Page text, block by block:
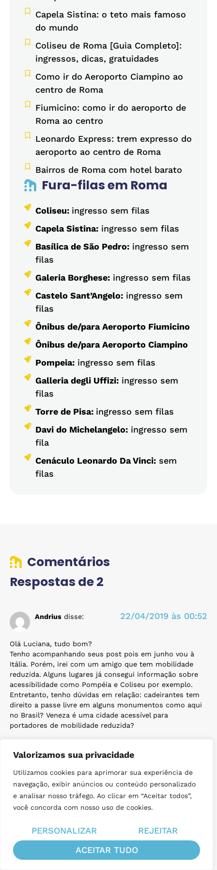
Valorizamos sua privacidade
Utilizamos cookies para aprimorar sua experiência de
navegação, exibir anúncios ou conteúdo personalizado
e analisar nosso tráfego. Ao clicar em “Aceitar todos”,
você concorda com nosso uso de cookies.
PERSONALIZAR
REJEITAR
ACEITAR TUDO
Capela Sistina: o teto mais famoso
do mundo
Coliseu de Roma [Guia Completo]:
ingressos, dicas, gratuidades
Como ir do Aeroporto Ciampino ao
centro de Roma
Fiumicino: como ir do aeroporto de
Roma ao centro
Leonardo Express: trem expresso do
aeroporto ao centro de Roma
Bairros de Roma com hotel barato
Fura-filas em Roma
Coliseu: ingresso sem filas
Capela Sistina:ingresso sem filas
Basílica de São Pedro:ingresso sem
filas
Galeria Borghese:ingresso sem filas
Castelo Sant’Angelo:ingresso sem
filas
Ônibus de/para Aeroporto Fiumicino
Ônibus de/para Aeroporto Ciampino
Pompeia:ingresso sem filas
Galleria degli Uffizi:ingresso sem
filas
Torre de Pisa: ingresso sem filas
Davi do Michelangelo:ingresso sem
fila
Cenáculo Leonardo Da Vinci:sem
filas
Comentários
Respostas de 2
Andrius disse: 22/04/2019 às 00:52
Olá Luciana, tudo bom?
Tenho acompanhando seus post pois em junho vou à
Itália. Porém, irei com um amigo que tem mobilidade
reduzida. Alguns lugares já consegui informação sobre
acessibilidade como Pompéia e Coliseu por exemplo.
Entretanto, tenho dúvidas em relação: cadeirantes tem
direito a passe livre em alguns monumentos como aqui
no Brasil? Veneza é uma cidade acessível para
portadores de mobilidade reduzida?
romapravoce disse: 24/04/2019 às 14:33
Sim, na maioria dos monumentos e museus públicos,
mobilidade em Veneza.
Abs e boa viagem,